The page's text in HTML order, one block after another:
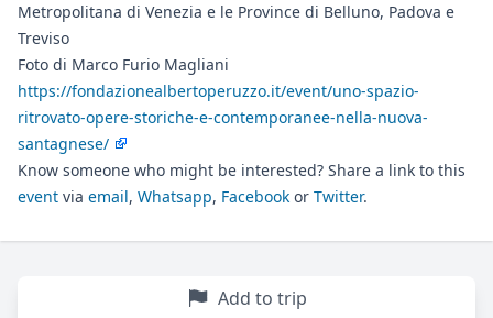
Metropolitana di Venezia e le Province di Belluno, Padova e
Treviso
Foto di Marco Furio Magliani
https://fondazionealbertoperuzzo.it/event/uno-spazio-
ritrovato-opere-storiche-e-contemporanee-nella-nuova-
santagnese/
Know someone who might be interested? Share a link to this
event via email, Whatsapp, Facebook or Twitter.
Add to trip